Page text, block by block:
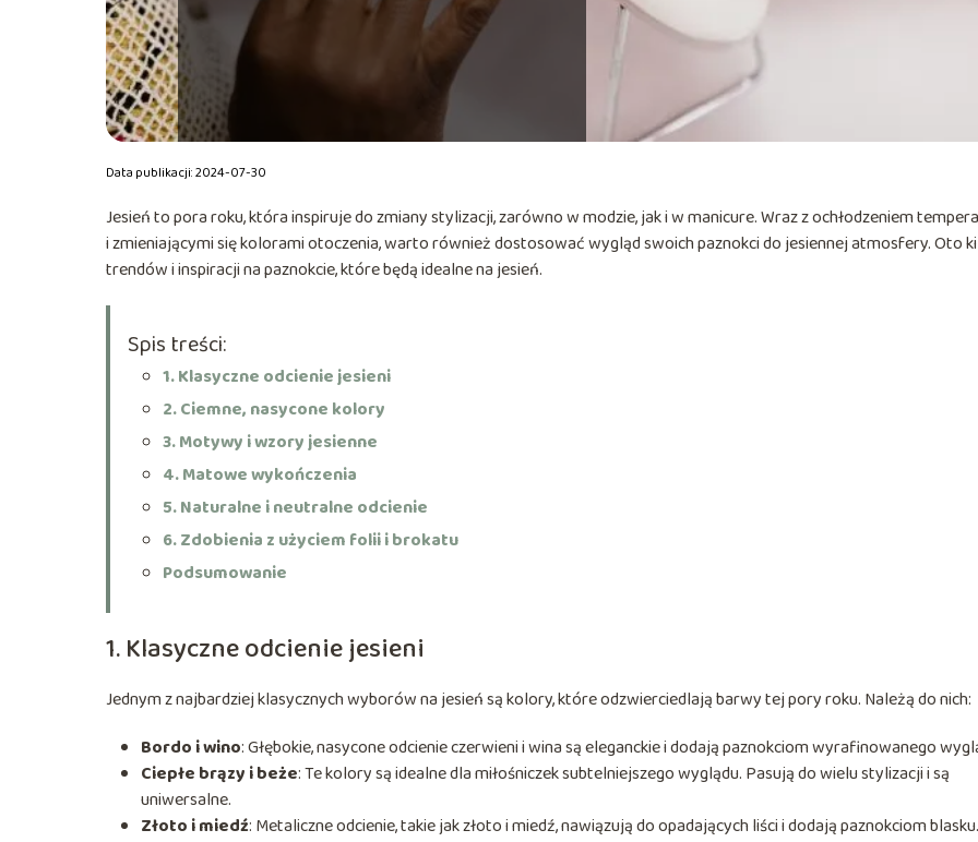
Data publikacji: 2024-07-30
Jesień to pora roku, która inspiruje do zmiany stylizacji, zarówno w modzie, jak i w manicure. Wraz z ochłodzeniem
i zmieniającymi się kolorami otoczenia, warto również dostosować wygląd swoich paznokci do jesiennej atmosfery. Oto
trendów i inspiracji na paznokcie, które będą idealne na jesień.
Spis treści:
1. Klasyczne odcienie jesieni
2. Ciemne, nasycone kolory
3. Motywy i wzory jesienne
4. Matowe wykończenia
5. Naturalne i neutralne odcienie
6. Zdobienia z użyciem folii i brokatu
Podsumowanie
1. Klasyczne odcienie jesieni
Jednym z najbardziej klasycznych wyborów na jesień są kolory, które odzwierciedlają barwy tej pory roku. Należą do nich:
Bordo i wino: Głębokie, nasycone odcienie czerwieni i wina są eleganckie i dodają paznokciom wyrafinowanego
Ciepłe brązy i beże: Te kolory są idealne dla miłośniczek subtelniejszego wyglądu. Pasują do wielu stylizacji i są
uniwersalne.
Złoto i miedź: Metaliczne odcienie, takie jak złoto i miedź, nawiązują do opadających liści i dodają paznokciom blasku.